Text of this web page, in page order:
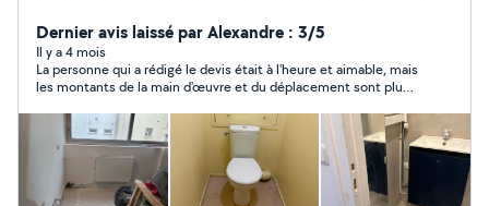
de chauffe-eau et de brûleuret ainsi toute installation
de plomberie et dépannage.Nous intervenons
également le détartrage et le désembouage de vos
chaudières. Mise en place de contrats D'entretien.
Devis et déplacements Gratuits.
Dernier avis laissé par Alexandre : 3/5
Il y a 4 mois
La personne qui a rédigé le devis était à l'heure et aimable, mais
les montants de la main d'œuvre et du déplacement sont plus